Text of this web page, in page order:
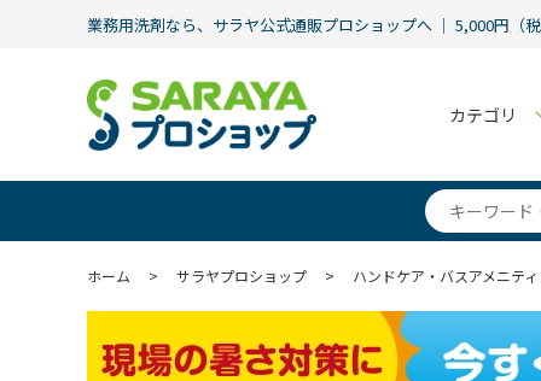
業務用洗剤なら、サラヤ公式通販プロショップへ ｜ 5,000円（
カテゴリ
ホーム > サラヤプロショップ > ハンドケア・バスアメニティ